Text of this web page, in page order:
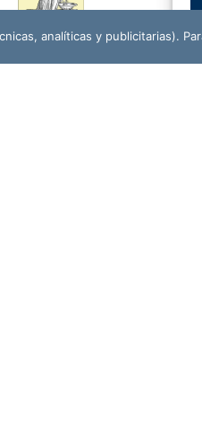
CULTURAL
analíticas y publicitarias).